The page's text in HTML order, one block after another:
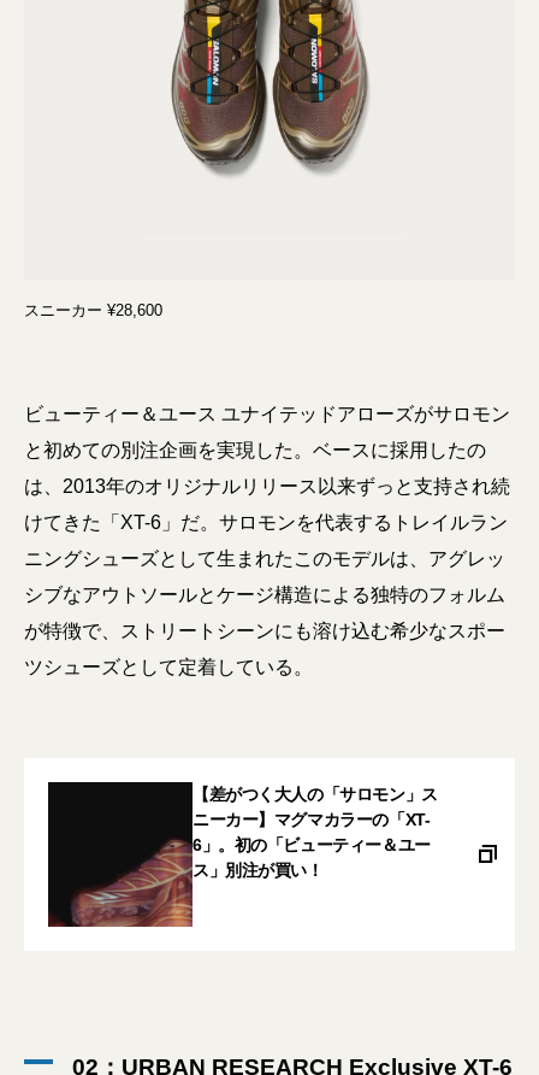
スニーカー ¥28,600
ビューティー＆ユース ユナイテッドアローズがサロモン
と初めての別注企画を実現した。ベースに採用したの
は、2013年のオリジナルリリース以来ずっと支持され続
けてきた「XT-6」だ。サロモンを代表するトレイルラン
ニングシューズとして生まれたこのモデルは、アグレッ
シブなアウトソールとケージ構造による独特のフォルム
が特徴で、ストリートシーンにも溶け込む希少なスポー
ツシューズとして定着している。
【差がつく大人の「サロモン」ス
ニーカー】マグマカラーの「XT-
6」。初の「ビューティー＆ユー
ス」別注が買い！
02：URBAN RESEARCH Exclusive XT-6